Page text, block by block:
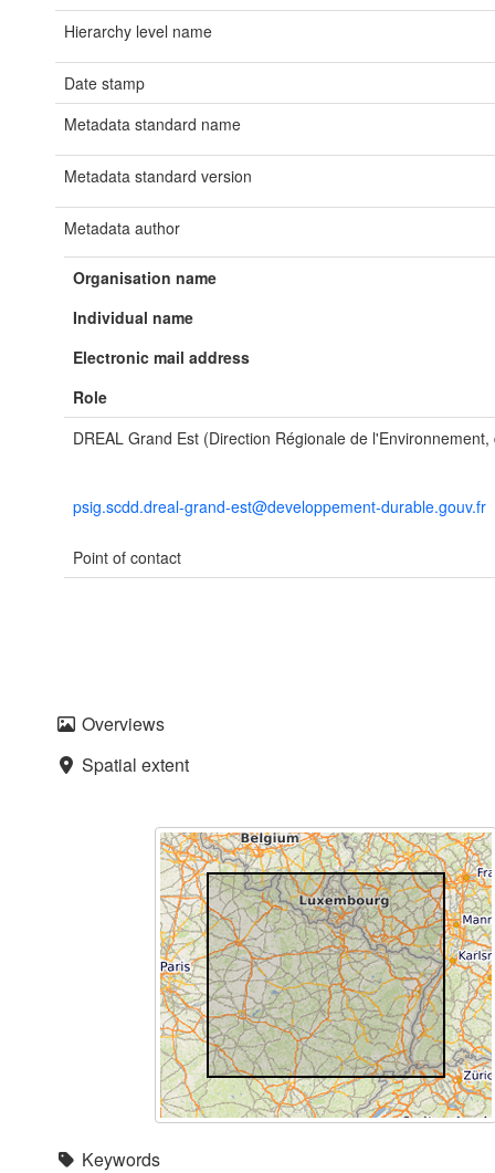
Hierarchy level name
Date stamp
Metadata standard name
Metadata standard version
Metadata author
Organisation name
Individual name
Electronic mail address
Role
DREAL Grand Est (Direction Régionale de
psig.scdd.dreal-grand-est@developpement-durable.gouv.fr
Point of contact
Overviews
Spatial extent
Keywords